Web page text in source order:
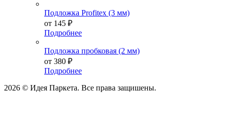
Подложка Profitex (3 мм)
от 145 ₽
Подробнее
Подложка пробковая (2 мм)
от 380 ₽
Подробнее
2026 © Идея Паркета. Все права защишены.